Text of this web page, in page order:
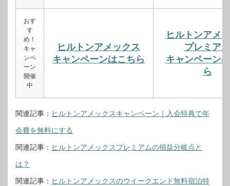
おす
す
め！
キャ
ンペ
ーン
開催
中
ヒルトンアメックス
キャンペーンはこちら
ヒルトンアメ
プレミアム
キャンペーン
ら
関連記事： ヒルトンアメックスキャンペーン｜入会特典で年
会費を無料にする
関連記事： ヒルトンアメックスプレミアムの損益分岐点と
は？
関連記事： ヒルトンアメックスのウイークエンド無料宿泊特